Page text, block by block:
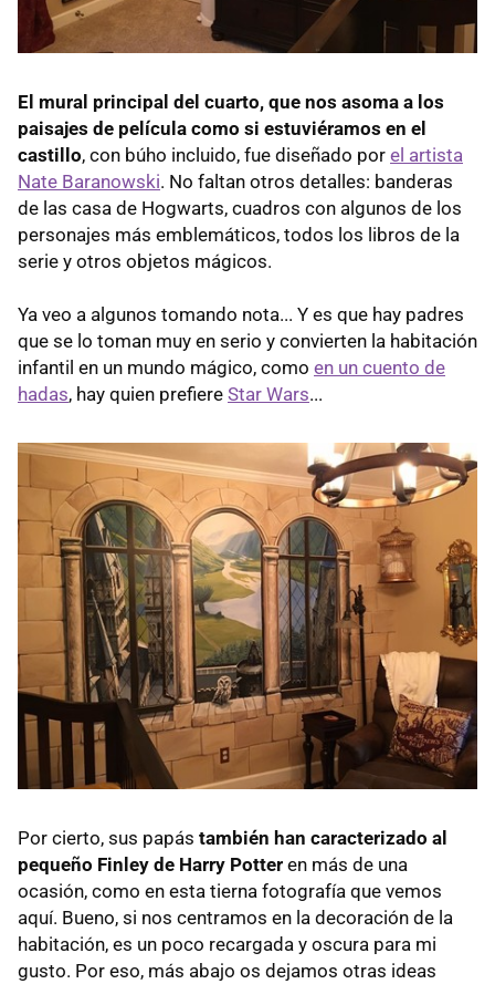
El mural principal del cuarto, que nos asoma a los
paisajes de película como si estuviéramos en el
castillo, con búho incluido, fue diseñado por el artista
Nate Baranowski. No faltan otros detalles: banderas
de las casa de Hogwarts, cuadros con algunos de los
personajes más emblemáticos, todos los libros de la
serie y otros objetos mágicos.
Ya veo a algunos tomando nota... Y es que hay padres
que se lo toman muy en serio y convierten la habitación
infantil en un mundo mágico, como en un cuento de
hadas, hay quien prefiere Star Wars...
Por cierto, sus papás también han caracterizado al
pequeño Finley de Harry Potter en más de una
ocasión, como en esta tierna fotografía que vemos
aquí. Bueno, si nos centramos en la decoración de la
habitación, es un poco recargada y oscura para mi
gusto. Por eso, más abajo os dejamos otras ideas